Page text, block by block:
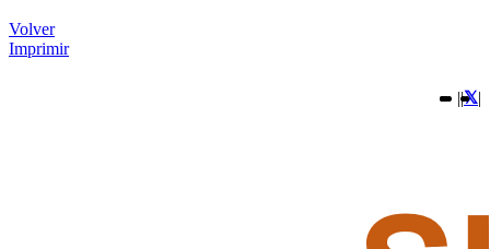
Volver
Imprimir
|| |